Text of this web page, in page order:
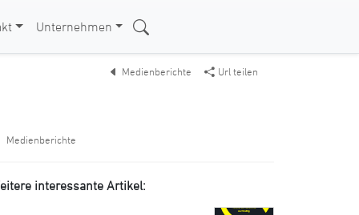
Unternehmen
Url teilen
Medienberichte
Medienberichte
interessante Artikel: